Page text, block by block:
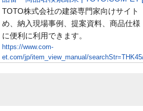
TOTO株式会社の建築専門家向けサイ
め、納入現場事例、提案資料、商品仕
に便利に利用できます。
https://www.com-
et.com/jp/item_view_manual/